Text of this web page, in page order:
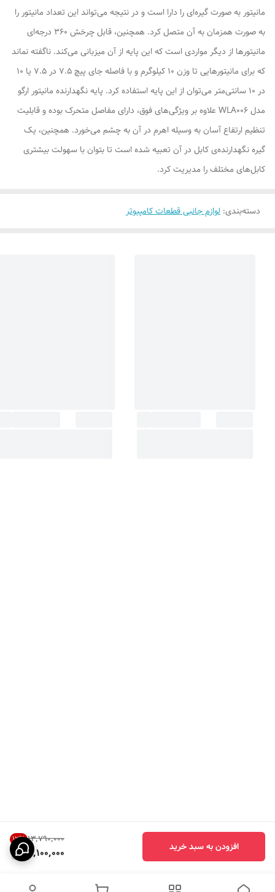
۱۳٬۷۹۰٬۰۰۰ 12%
12,100,000 افزودن به سبد خرید
مانیتور به صورت گیره‌ای را دارا است و در نتیجه می‌تواند این تعداد مانیتور را
به صورت همزمان به آن متصل کرد. همچنین، قابل چرخش 360 درجه‌ای
مانیتورها از دیگر مواردی است که این پایه از آن میزبانی می‌کند. ناگفته نماند
که برای مانیتورهایی تا وزن 10 کیلوگرم و با فاصله جای پیچ 7.5 در 7.5 یا 10
در 10 سانتی‌متر می‌توان از این پایه استفاده کرد. پایه نگهدارنده مانیتور ارگو
مدل WLA006 علاوه بر ویژگی‌های فوق، دارای مفاصل متحرک بوده و قابلیت
تنظیم ارتفاع آسان به وسیله اهرم در آن به چشم می‌خورد. همچنین، یک
گیره نگهدارنده‌ی کابل در آن تعبیه شده است تا بتوان با سهولت بیشتری
کابل‌های مختلف را مدیریت کرد.
دسته‌بندی: لوازم جانبی قطعات کامپیوتر